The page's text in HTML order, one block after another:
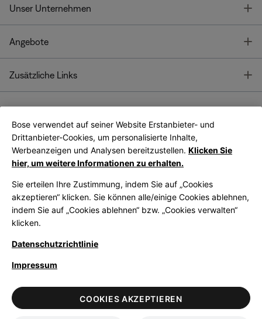
Unser Unternehmen
Angebote
Zusätzliche Links
Bose App
Bose Connect
App
LegalDatenschutzrichtlinieZugänglichkeitHinweis zu Cookies
VerkaufsbedingungenNutzungsbedingungen
Bose verwendet auf seiner Website Erstanbieter- und
Drittanbieter-Cookies, um personalisierte Inhalte,
Werbeanzeigen und Analysen bereitzustellen. Klicken Sie
hier, um weitere Informationen zu erhalten.
Sie erteilen Ihre Zustimmung, indem Sie auf „Cookies
akzeptieren“ klicken. Sie können alle/einige Cookies ablehnen,
indem Sie auf „Cookies ablehnen“ bzw. „Cookies verwalten“
klicken.
Datenschutzrichtlinie
Impressum
COOKIES AKZEPTIEREN